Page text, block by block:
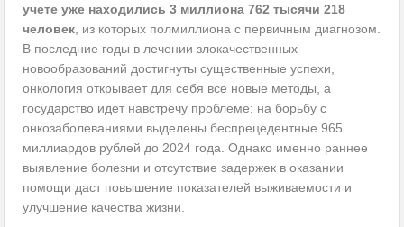
учете уже находились 3 миллиона 762 тысячи 218
человек, из которых полмиллиона с первичным диагнозом.
В последние годы в лечении злокачественных
новообразований достигнуты существенные успехи,
онкология открывает для себя все новые методы, а
государство идет навстречу проблеме: на борьбу с
онкозаболеваниями выделены беспрецедентные 965
миллиардов рублей до 2024 года. Однако именно раннее
выявление болезни и отсутствие задержек в оказании
помощи даст повышение показателей выживаемости и
улучшение качества жизни.